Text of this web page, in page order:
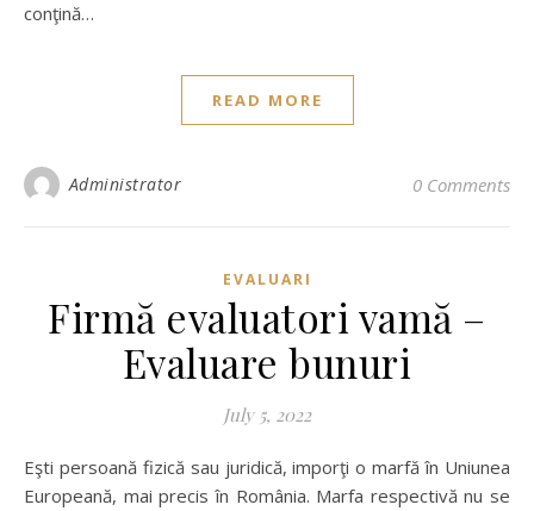
conţină…
READ MORE
Administrator 0 Comments
EVALUARI
Firmă evaluatori vamă –
Evaluare bunuri
July 5, 2022
Eşti persoană fizică sau juridică, imporţi o marfă în Uniunea
Europeană, mai precis în România. Marfa respectivă nu se